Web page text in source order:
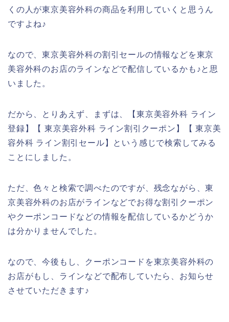
くの人が東京美容外科の商品を利用していくと思うん
ですよね♪
なので、東京美容外科の割引セールの情報などを東京
美容外科のお店のラインなどで配信しているかも♪と思
いました。
だから、とりあえず、まずは、【東京美容外科 ライン
登録】【 東京美容外科 ライン割引クーポン】【 東京美
容外科 ライン割引セール】という感じで検索してみる
ことにしました。
ただ、色々と検索で調べたのですが、残念ながら、東
京美容外科のお店がラインなどでお得な割引クーポン
やクーポンコードなどの情報を配信しているかどうか
は分かりませんでした。
なので、今後もし、クーポンコードを東京美容外科の
お店がもし、ラインなどで配布していたら、お知らせ
させていただきます♪